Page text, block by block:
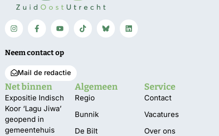
Neem contact op
Mail de redactie
Net binnen
Expositie Indisch
Koor ‘Lagu Jiwa’
geopend in
gemeentehuis
Algemeen
Regio
Bunnik
De Bilt
Service
Contact
Vacatures
Over ons